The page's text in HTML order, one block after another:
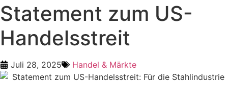
Statement zum US-
Handelsstreit
Juli 28, 2025 Handel & Märkte